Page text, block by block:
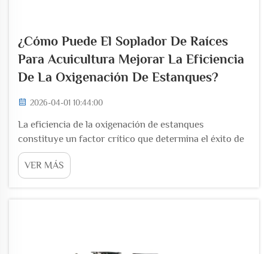
¿Cómo Puede El Soplador De Raíces
Para Acuicultura Mejorar La Eficiencia
De La Oxigenación De Estanques?
2026-04-01 10:44:00
La eficiencia de la oxigenación de estanques
constituye un factor crítico que determina el éxito de
las operaciones modernas de acuicultura, influyendo
directamente en la salud de los peces, sus tasas de
crecimiento y los rendimientos globales de
VER MÁS